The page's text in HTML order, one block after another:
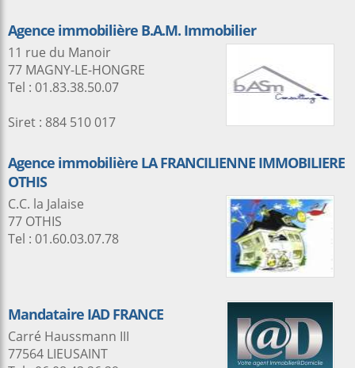
Agence immobilière B.A.M. Immobilier
11 rue du Manoir
77 MAGNY-LE-HONGRE
Tel : 01.83.38.50.07
Siret : 884 510 017
Agence immobilière LA FRANCILIENNE IMMOBILIERE
OTHIS
C.C. la Jalaise
77 OTHIS
Tel : 01.60.03.07.78
Mandataire IAD FRANCE
Carré Haussmann III
77564 LIEUSAINT